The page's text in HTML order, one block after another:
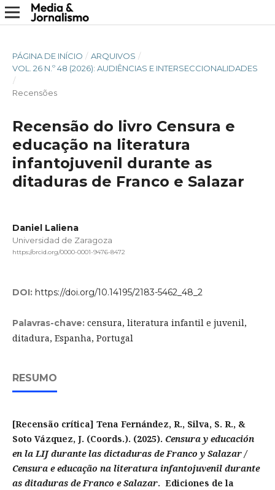
PÁGINA DE INÍCIO / ARQUIVOS /
VOL. 26 N.º 48 (2026): AUDIÊNCIAS E INTERSECCIONALIDADES
/
Recensões
Recensão do livro Censura e
educação na literatura
infantojuvenil durante as
ditaduras de Franco e Salazar
Daniel Laliena
Universidad de Zaragoza
https://orcid.org/0000-0001-9476-8472
DOI: https://doi.org/10.14195/2183-5462_48_2
Palavras-chave: censura, literatura infantil e juvenil,
ditadura, Espanha, Portugal
RESUMO
[Recensão crítica] Tena Fernández, R., Silva, S. R., &
Soto Vázquez, J. (Coords.). (2025). Censura y educación
en la LIJ durante las dictaduras de Franco y Salazar /
Censura e educação na literatura infantojuvenil durante
as ditaduras de Franco e Salazar. Ediciones de la